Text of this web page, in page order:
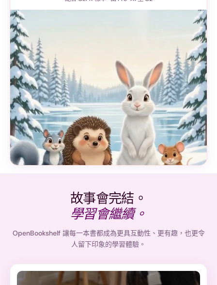
故事會完結。
學習會繼續。
OpenBookshelf 讓每一本書都成為更具互動性、更有趣，也更令
人留下印象的學習體驗。